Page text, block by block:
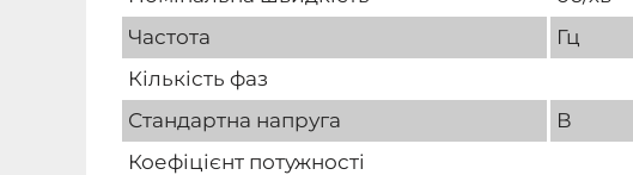
Частота
Гц
Кількість фаз
Стандартна напруга
В
Коефіцієнт потужності